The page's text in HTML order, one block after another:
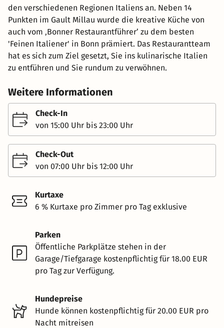
den verschiedenen Regionen Italiens an. Neben 14
Punkten im Gault Millau wurde die kreative Küche von
auch vom ‚Bonner Restaurantführer’ zu dem besten
'Feinen Italiener' in Bonn prämiert. Das Restaurantteam
hat es sich zum Ziel gesetzt, Sie ins kulinarische Italien
zu entführen und Sie rundum zu verwöhnen.
Weitere Informationen
Check-In
von 15:00 Uhr bis 23:00 Uhr
Check-Out
von 07:00 Uhr bis 12:00 Uhr
Kurtaxe
6 % Kurtaxe pro Zimmer pro Tag exklusive
Parken
Öffentliche Parkplätze stehen in der
Garage/Tiefgarage kostenpflichtig für 18.00 EUR
pro Tag zur Verfügung.
Hundepreise
Hunde können kostenpflichtig für 20.00 EUR pro
Nacht mitreisen